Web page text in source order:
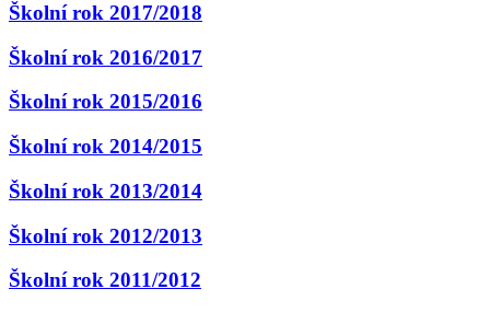
Školní rok 2017/2018
Školní rok 2016/2017
Školní rok 2015/2016
Školní rok 2014/2015
Školní rok 2013/2014
Školní rok 2012/2013
Školní rok 2011/2012